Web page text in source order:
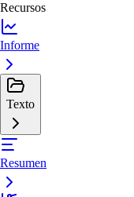
Recursos
Informe
Texto
Resumen